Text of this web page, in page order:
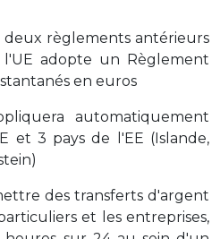
règlements antérieurs
adopte un Règlement
en euros
automatiquement
et 3 pays de l'EE (Islande,
des transferts d'argent
et les entreprises,